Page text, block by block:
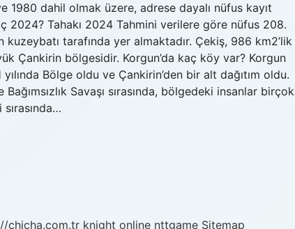
1980 dahil olmak üzere, adrese dayalı nüfus kayıt
Tahakı 2024 Tahmini verilere göre nüfus 208.
kuzeybatı tarafında yer almaktadır. Çekiş, 986 km2’lik
Çankirin bölgesidir. Korgun’da kaç köy var? Korgun
Bölge oldu ve Çankirin’den bir alt dağıtım oldu.
Savaşı sırasında, bölgedeki insanlar birçok
chicha.com.tr knight online nttgame Sitemap